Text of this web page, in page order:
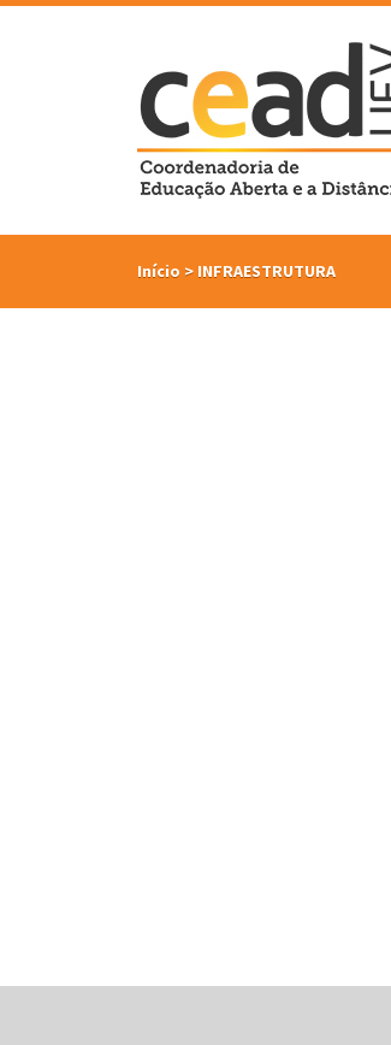
Início > INFRAESTRUTURA